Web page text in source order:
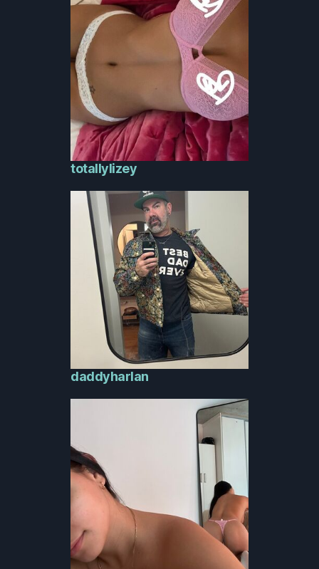
totallylizey
daddyharlan